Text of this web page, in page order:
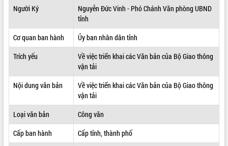
THÔNG TIN CHỈ ĐẠO ĐIỀU HÀNH
VĂN BẢN HĐND TỈNH
QUY HOẠCH - KẾ HOẠCH
Người Ký
Nguyễn Đức Vinh - Phó Chánh Văn phòng UBND
tỉnh
Cơ quan ban hành
Ủy ban nhân dân tỉnh
Trích yếu
Về việc triển khai các Văn bản của Bộ Giao thông
vận tải
Nội dung văn bản
Về việc triển khai các Văn bản của Bộ Giao thông
vận tải
Loại văn bản
Công văn
Cấp ban hành
Cấp tỉnh, thành phố